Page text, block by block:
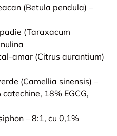
(Betula pendula) –
(Taraxacum
amar (Citrus aurantium)
(Camellia sinensis) –
18% EGCG,
– 8:1, cu 0,1%